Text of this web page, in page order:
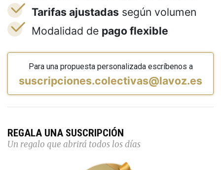
Tarifas ajustadas según volumen
Modalidad de pago flexible
Para una propuesta personalizada escríbenos a
suscripciones.colectivas@lavoz.es
REGALA UNA SUSCRIPCIÓN
Un regalo que abrirá todos los días